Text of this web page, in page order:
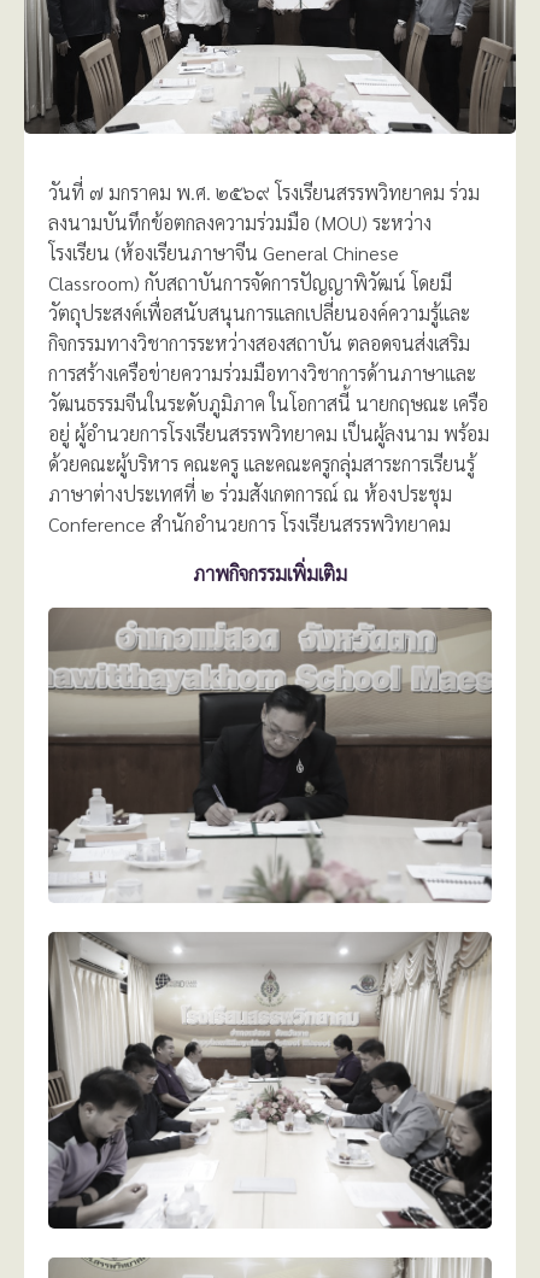
วันที่ ๗ มกราคม พ.ศ. ๒๕๖๙ โรงเรียนสรรพวิทยาคม ร่วม
ลงนามบันทึกข้อตกลงความร่วมมือ (MOU) ระหว่าง
โรงเรียน (ห้องเรียนภาษาจีน General Chinese
Classroom) กับสถาบันการจัดการปัญญาพิวัฒน์ โดยมี
วัตถุประสงค์เพื่อสนับสนุนการแลกเปลี่ยนองค์ความรู้และ
กิจกรรมทางวิชาการระหว่างสองสถาบัน ตลอดจนส่งเสริม
การสร้างเครือข่ายความร่วมมือทางวิชาการด้านภาษาและ
วัฒนธรรมจีนในระดับภูมิภาค ในโอกาสนี้ นายกฤษณะ เครือ
อยู่ ผู้อำนวยการโรงเรียนสรรพวิทยาคม เป็นผู้ลงนาม พร้อม
ด้วยคณะผู้บริหาร คณะครู และคณะครูกลุ่มสาระการเรียนรู้
ภาษาต่างประเทศที่ ๒ ร่วมสังเกตการณ์ ณ ห้องประชุม
Conference สำนักอำนวยการ โรงเรียนสรรพวิทยาคม
ภาพกิจกรรมเพิ่มเติม